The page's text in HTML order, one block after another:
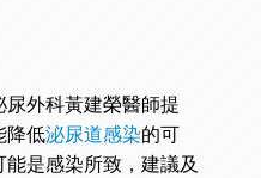
外科黃建榮醫師提
降低泌尿道感染的可
是感染所致，建議及